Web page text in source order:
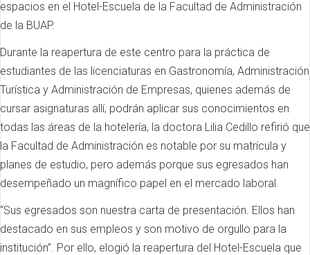
espacios en el Hotel-Escuela de la Facultad de Administración
de la BUAP.
Durante la reapertura de este centro para la práctica de
estudiantes de las licenciaturas en Gastronomía, Administración
Turística y Administración de Empresas, quienes además de
cursar asignaturas allí, podrán aplicar sus conocimientos en
todas las áreas de la hotelería, la doctora Lilia Cedillo refirió que
la Facultad de Administración es notable por su matrícula y
planes de estudio, pero además porque sus egresados han
desempeñado un magnífico papel en el mercado laboral.
“Sus egresados son nuestra carta de presentación. Ellos han
destacado en sus empleos y son motivo de orgullo para la
institución”. Por ello, elogió la reapertura del Hotel-Escuela que